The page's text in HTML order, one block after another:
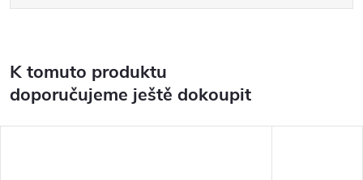
K tomuto produktu
doporučujeme ještě dokoupit